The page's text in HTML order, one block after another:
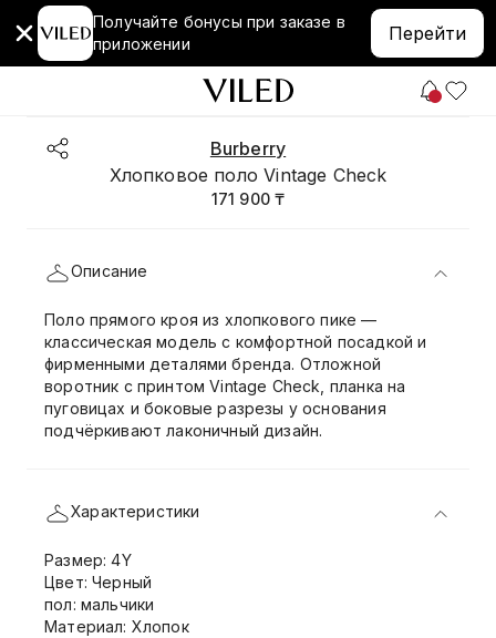
Получайте бонусы при заказе в
приложении
Перейти
Burberry
Хлопковое поло Vintage Check
171 900 ₸
Описание
Поло прямого кроя из хлопкового пике —
классическая модель с комфортной посадкой и
фирменными деталями бренда. Отложной
воротник с принтом Vintage Check, планка на
пуговицах и боковые разрезы у основания
подчёркивают лаконичный дизайн.
Характеристики
Размер: 4Y
Цвет: Черный
пол: мальчики
Материал: Хлопок